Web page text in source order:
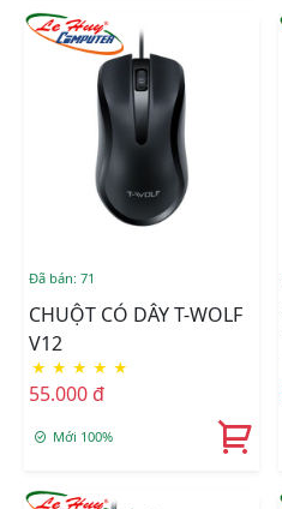
Đã bán: 71
CHUỘT CÓ DÂY T-WOLF
V12
★ ★ ★ ★ ★
55.000 đ
Mới 100%